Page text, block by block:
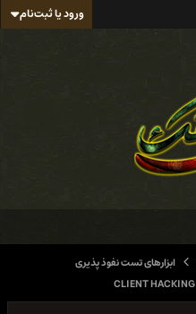
ورود یا ثبت‌نام
ابزارهای تست نفوذ پذیری
CLIENT HACKING